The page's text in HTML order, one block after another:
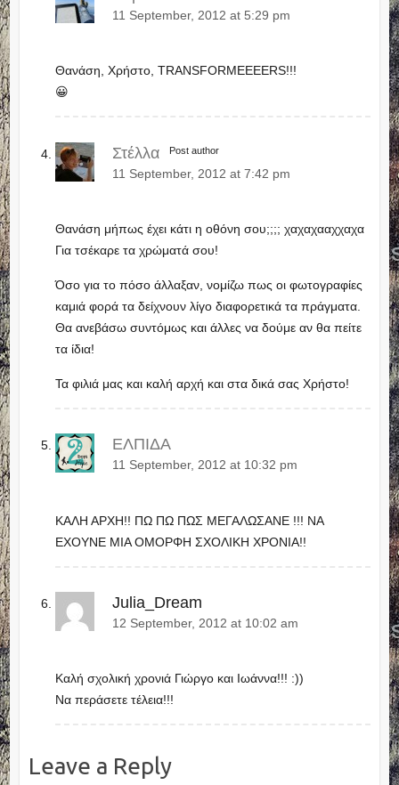
11 September, 2012 at 5:29 pm
Θανάση, Χρήστο, TRANSFORMEEEERS!!!
😀
Στέλλα Post author
11 September, 2012 at 7:42 pm
Θανάση μήπως έχει κάτι η οθόνη σου;;;; χαχαχααχχαχα
Για τσέκαρε τα χρώματά σου!
Όσο για το πόσο άλλαξαν, νομίζω πως οι φωτογραφίες
καμιά φορά τα δείχνουν λίγο διαφορετικά τα πράγματα.
Θα ανεβάσω συντόμως και άλλες να δούμε αν θα πείτε
τα ίδια!
Τα φιλιά μας και καλή αρχή και στα δικά σας Χρήστο!
ΕΛΠΙΔΑ
11 September, 2012 at 10:32 pm
ΚΑΛΗ ΑΡΧΗ!! ΠΩ ΠΩ ΠΩΣ ΜΕΓΑΛΩΣΑΝΕ !!! ΝΑ
ΕΧΟΥΝΕ ΜΙΑ ΟΜΟΡΦΗ ΣΧΟΛΙΚΗ ΧΡΟΝΙΑ!!
Julia_Dream
12 September, 2012 at 10:02 am
Καλή σχολική χρονιά Γιώργο και Ιωάννα!!! :))
Να περάσετε τέλεια!!!
Leave a Reply